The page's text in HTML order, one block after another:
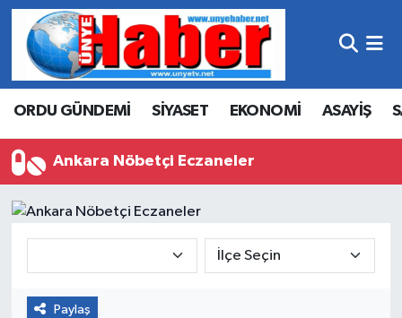
ORDU GÜNDEMİ SİYASET EKONOMİ ASAYİŞ
Ankara Nöbetçi Eczaneler
Paylaş
Hava Durumu
Trafik Durumu
Süper Lig Puan Durumu ve Fikstür
Tüm Manşetler
Son Dakika Haberleri
Haber Arşivi